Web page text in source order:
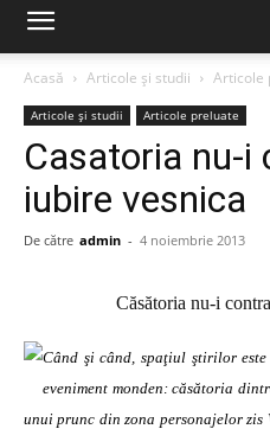
Acasă
Articole şi studii Articole
Articole şi studii Articole preluate
Casatoria nu-i
iubire vesnica
De către admin - 4 noiembrie 2013
Căsătoria nu-i
Când şi când, spaţiul ştirilor
eveniment monden: căsătoria
unui prunc din zona personajelor